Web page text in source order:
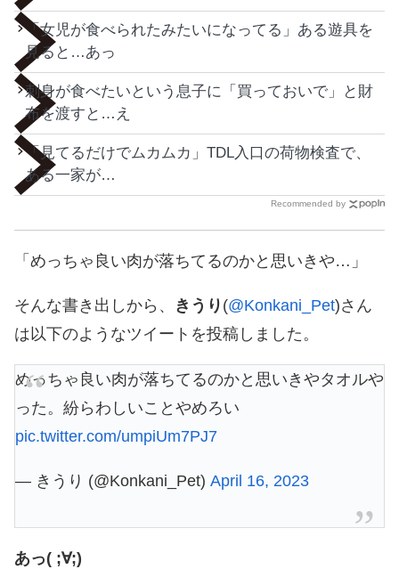
「女児が食べられたみたいになってる」ある遊具を
見ると…あっ
刺身が食べたいという息子に「買っておいで」と財
布を渡すと…え
「見てるだけでムカムカ」TDL入口の荷物検査で、
ある一家が…
Recommended by
「めっちゃ良い肉が落ちてるのかと思いきや…」
そんな書き出しから、 きうり (@Konkani_Pet)さん
は以下のようなツイートを投稿しました。
めっちゃ良い肉が落ちてるのかと思いきやタオルや
った。紛らわしいことやめろい
pic.twitter.com/umpiUm7PJ7
— きうり (@Konkani_Pet) April 16, 2023
あっ( ;∀;)